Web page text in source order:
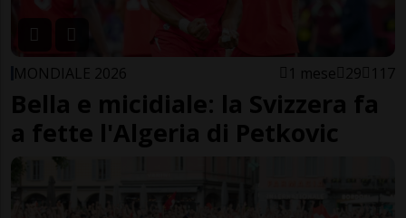
MONDIALE 2026 1 mese 29 117
Bella e micidiale: la Svizzera fa
a fette l'Algeria di Petkovic